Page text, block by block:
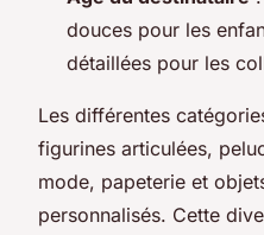
douces pour les
détaillées pour les
Les différentes
figurines articulées,
mode, papeterie et
personnalisés. Cette